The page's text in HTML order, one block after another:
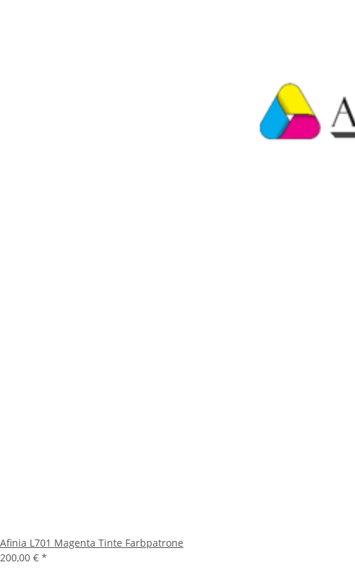
Afinia L701 Magenta Tinte Farbpatrone
200,00 € *